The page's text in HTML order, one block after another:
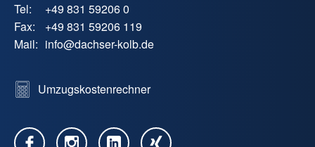
Tel:
+49 831 59206 0
Fax:
+49 831 59206 119
Mail: info@dachser-kolb.de
Umzugskostenrechner